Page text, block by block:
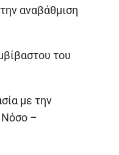
αναβάθμιση
του
με την
Νόσο –